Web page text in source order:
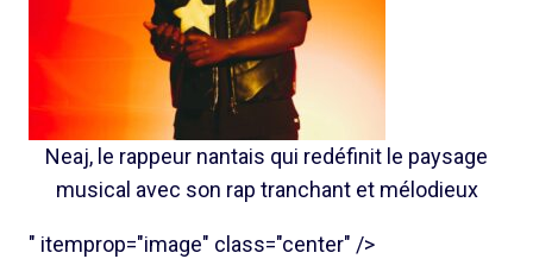
Neaj, le rappeur nantais qui redéfinit le paysage
musical avec son rap tranchant et mélodieux
" itemprop="image" class="center" />